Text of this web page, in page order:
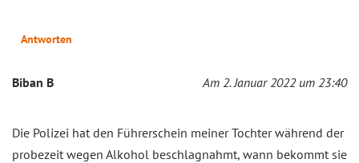
Antworten
Biban B Am 2. Januar 2022 um 23:40
Die Polizei hat den Führerschein meiner Tochter während der
probezeit wegen Alkohol beschlagnahmt, wann bekommt sie